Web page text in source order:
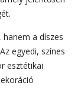
hanem a díszes
egyedi, színes
esztétikai